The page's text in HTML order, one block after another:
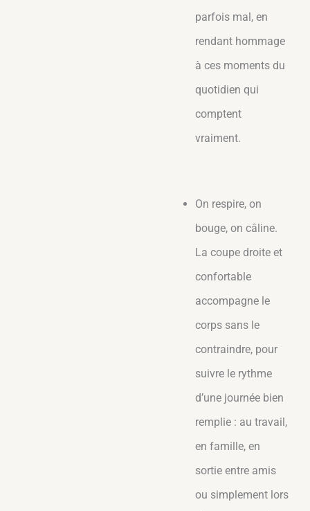
parfois mal, en
rendant hommage
à ces moments du
quotidien qui
comptent
vraiment.
On respire, on
bouge, on câline.
La coupe droite et
confortable
accompagne le
corps sans le
contraindre, pour
suivre le rythme
d’une journée bien
remplie : au travail,
en famille, en
sortie entre amis
ou simplement lors